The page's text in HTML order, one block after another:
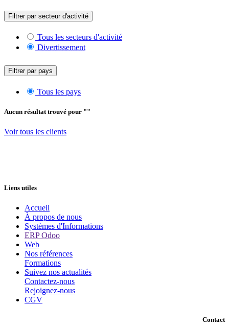
Filtrer par secteur d'activité
Tous les secteurs d'activité
Divertissement
Filtrer par pays
Tous les pays
Aucun résultat trouvé pour ""
Voir tous les clients
Liens utiles
Accueil
À propos de nous
Systèmes d'Informations
ERP Odoo
Web
Nos références
Formations
Suivez nos actualités
Contactez-nous
Rejoignez-nous
CGV
Contact